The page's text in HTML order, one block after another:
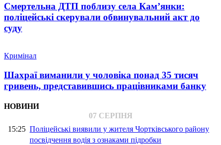
Смертельна ДТП поблизу села Кам’янки:
поліцейські скерували обвинувальний акт до
суду
Кримінал
Шахраї виманили у чоловіка понад 35 тисяч
гривень, представившись працівниками банку
НОВИНИ
07 СЕРПНЯ
15:25 Поліцейські виявили у жителя Чортківського району
посвідчення водія з ознаками підробки